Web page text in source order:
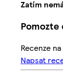
Zatím
Pomozte
Recenze
Napsat